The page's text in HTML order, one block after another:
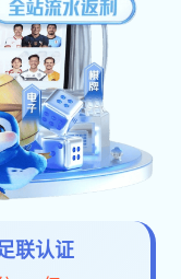
请与评审心得
： 访问量：